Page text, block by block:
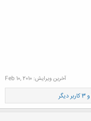
آخرین ویرایش: Feb 10, 2010
و 3 کاربر دیگر